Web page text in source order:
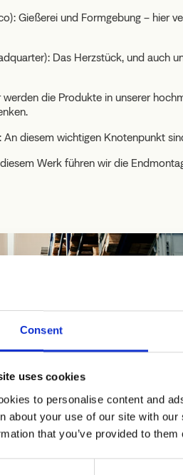
Consent
uses cookies
to personalise content and
about your use of our site with
that you’ve provided to
Gießerei und Formgebung – hier
Das Herzstück, und auch
die Produkte in unserer
diesem wichtigen Knotenpunkt
Werk führen wir die